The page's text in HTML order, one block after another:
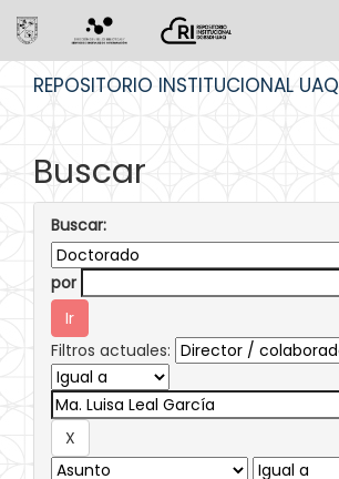
REPOSITORIO INSTITUCIONAL UAQ
Buscar
Buscar:
por
Filtros actuales: